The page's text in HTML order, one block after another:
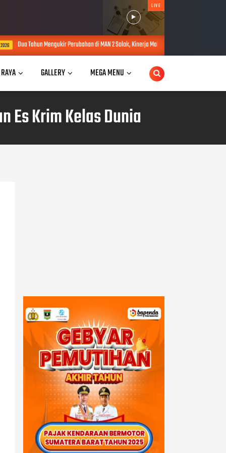
LIVE
di MAN 2 Solok, Kinerja Maidison Dinilai dalam PKKM Kanwil Kemenag Sumbar
GALLERY MEGA MENU
Es Krim Kelas Dunia